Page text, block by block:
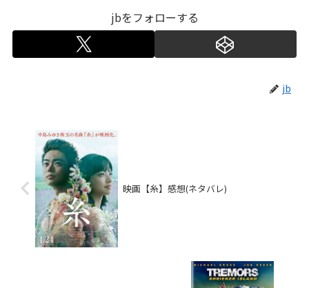
jbをフォローする
jb
映画【糸】感想(ネタバレ)